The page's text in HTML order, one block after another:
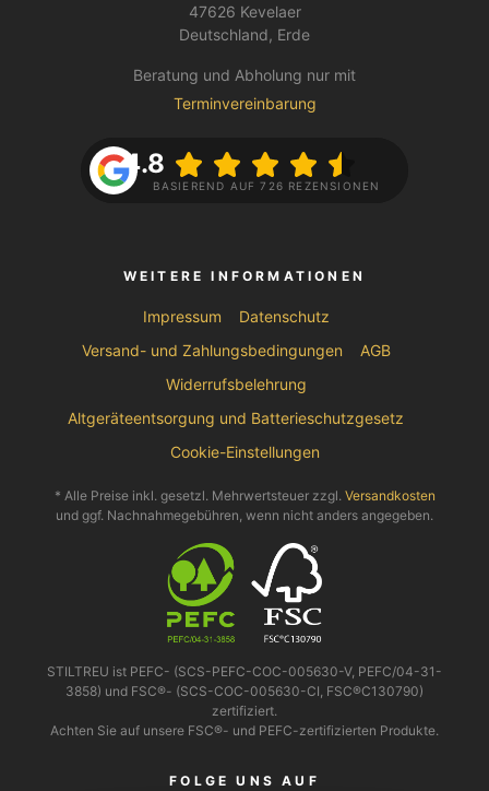
47626 Kevelaer
Deutschland, Erde
Beratung und Abholung nur mit
Terminvereinbarung
4.8
BASIEREND AUF 726 REZENSIONEN
WEITERE INFORMATIONEN
Impressum
Datenschutz
Versand- und Zahlungsbedingungen
AGB
Widerrufsbelehrung
Altgeräteentsorgung und Batterieschutzgesetz
Cookie-Einstellungen
* Alle Preise inkl. gesetzl. Mehrwertsteuer zzgl. Versandkosten
und ggf. Nachnahmegebühren, wenn nicht anders angegeben.
STILTREU ist PEFC- (SCS-PEFC-COC-005630-V, PEFC/04-31-
3858) und FSC®- (SCS-COC-005630-CI, FSC®C130790)
zertifiziert.
Achten Sie auf unsere FSC®- und PEFC-zertifizierten Produkte.
FOLGE UNS AUF